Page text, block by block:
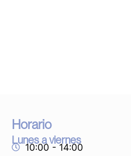
Horario
Lunes a viernes
10:00 - 14:00